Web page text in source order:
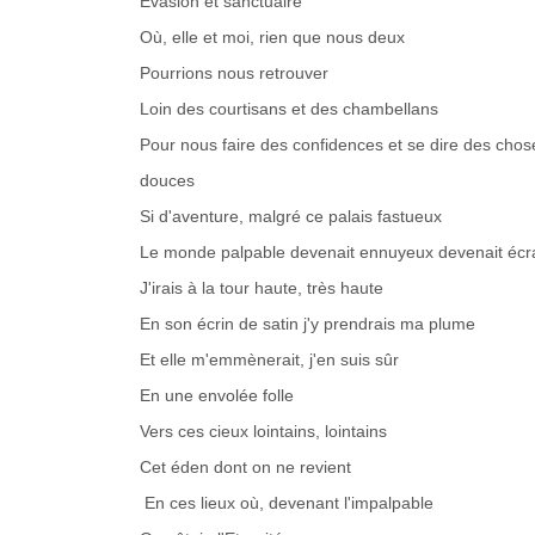
Où, elle et moi, rien que nous deux
Pourrions nous retrouver
Loin des courtisans et des chambellans
Pour nous faire des confidences et se dire des
douces
Si d'aventure, malgré ce palais fastueux
Le monde palpable devenait ennuyeux devenait
J'irais à la tour haute, très haute
En son écrin de satin j'y prendrais ma plume
Et elle m'emmènerait, j'en suis sûr
En une envolée folle
Vers ces cieux lointains, lointains
Cet éden dont on ne revient
En ces lieux où, devenant l'impalpable